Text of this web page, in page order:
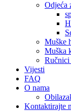
Odjeća
Muške
Muška
Ručnici
Vijesti
FAQ
O nama
Kontaktirajte